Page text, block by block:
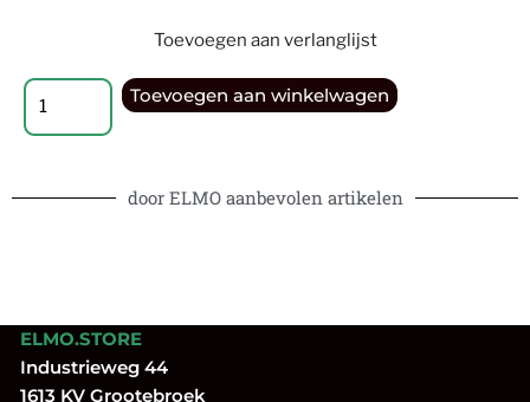
Toevoegen aan verlanglijst
Toevoegen aan winkelwagen
door ELMO aanbevolen artikelen
ELMO.STORE
Industrieweg 44
1613 KV Grootebroek